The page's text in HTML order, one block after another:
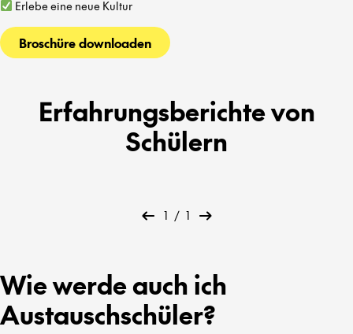
Erlebe eine neue Kultur
Broschüre downloaden
Erfahrungsberichte von
Schülern
1 / 1
Wie werde auch ich
Austauschschüler?